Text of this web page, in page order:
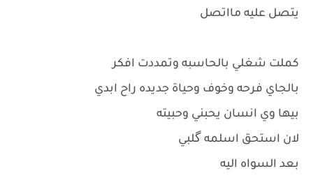
يتصل عليه مااتصل
كملت شغلي بالحاسبه وتمددت افكر
بالجاي فرحه وخوف وحياة جديده راح ابدي
بيها وي انسان يحبني وحبيته
لان استحق اسلمه گلبي
بعد السواه اليه